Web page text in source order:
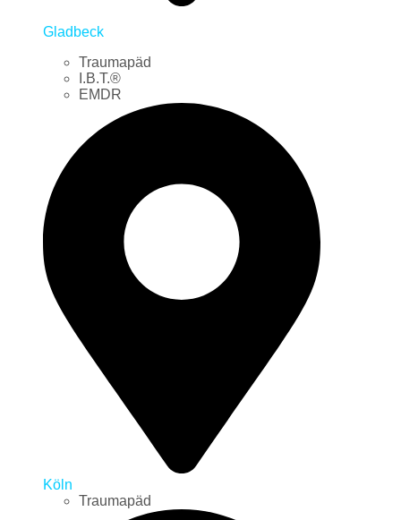
Gladbeck
Traumapäd
I.B.T.®
EMDR
Köln
Traumapäd